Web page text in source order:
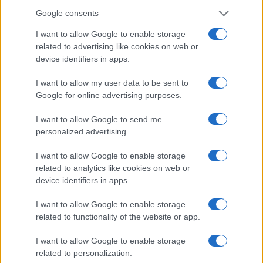
Google consents
I want to allow Google to enable storage
related to advertising like cookies on web or
device identifiers in apps.
I want to allow my user data to be sent to
Google for online advertising purposes.
I want to allow Google to send me
personalized advertising.
I want to allow Google to enable storage
related to analytics like cookies on web or
device identifiers in apps.
I want to allow Google to enable storage
related to functionality of the website or app.
I want to allow Google to enable storage
related to personalization.
PROGETTO COMUNISTA PER LA
SARDEGNA
Candidato
ANEDDA SILVANA
10
PES ELISABETTA
3
PARTITO DEI SARDI
Candidato Voti
AZARA RENATO
PISCHEDDA PAOLA
406
ISONI PIERPAOLA